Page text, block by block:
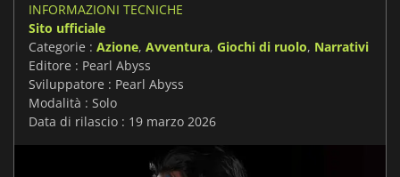
INFORMAZIONI TECNICHE
Sito ufficiale
Categorie : Azione, Avventura, Giochi di ruolo, Narrativi
Editore : Pearl Abyss
Sviluppatore : Pearl Abyss
Modalità : Solo
Data di rilascio : 19 marzo 2026